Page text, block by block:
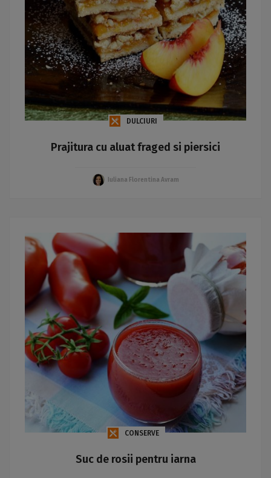
DULCIURI
Prajitura cu aluat fraged si piersici
Iuliana Florentina Avram
CONSERVE
Suc de rosii pentru iarna